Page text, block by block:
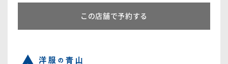
この店舗で予約する